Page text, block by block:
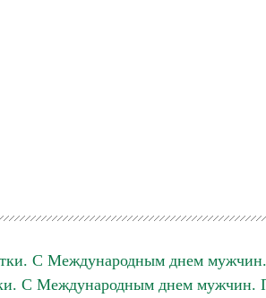
С Международным днем
С Международным днем мужчин.